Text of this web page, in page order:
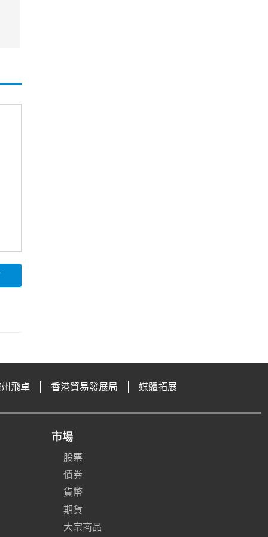
飛卓 香港貿易發展局 媒體拓展
市場
股票
債券
貨幣
期貨
大宗商品